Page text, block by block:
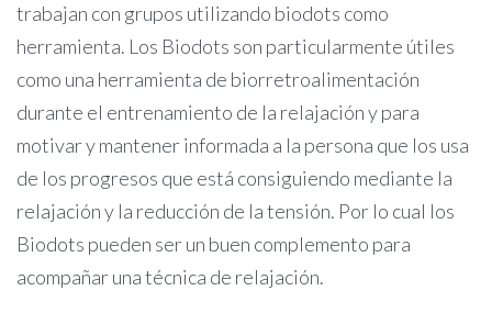
trabajan con grupos utilizando biodots como
herramienta. Los Biodots son particularmente útiles
como una herramienta de biorretroalimentación
durante el entrenamiento de la relajación y para
motivar y mantener informada a la persona que los usa
de los progresos que está consiguiendo mediante la
relajación y la reducción de la tensión. Por lo cual los
Biodots pueden ser un buen complemento para
acompañar una técnica de relajación.